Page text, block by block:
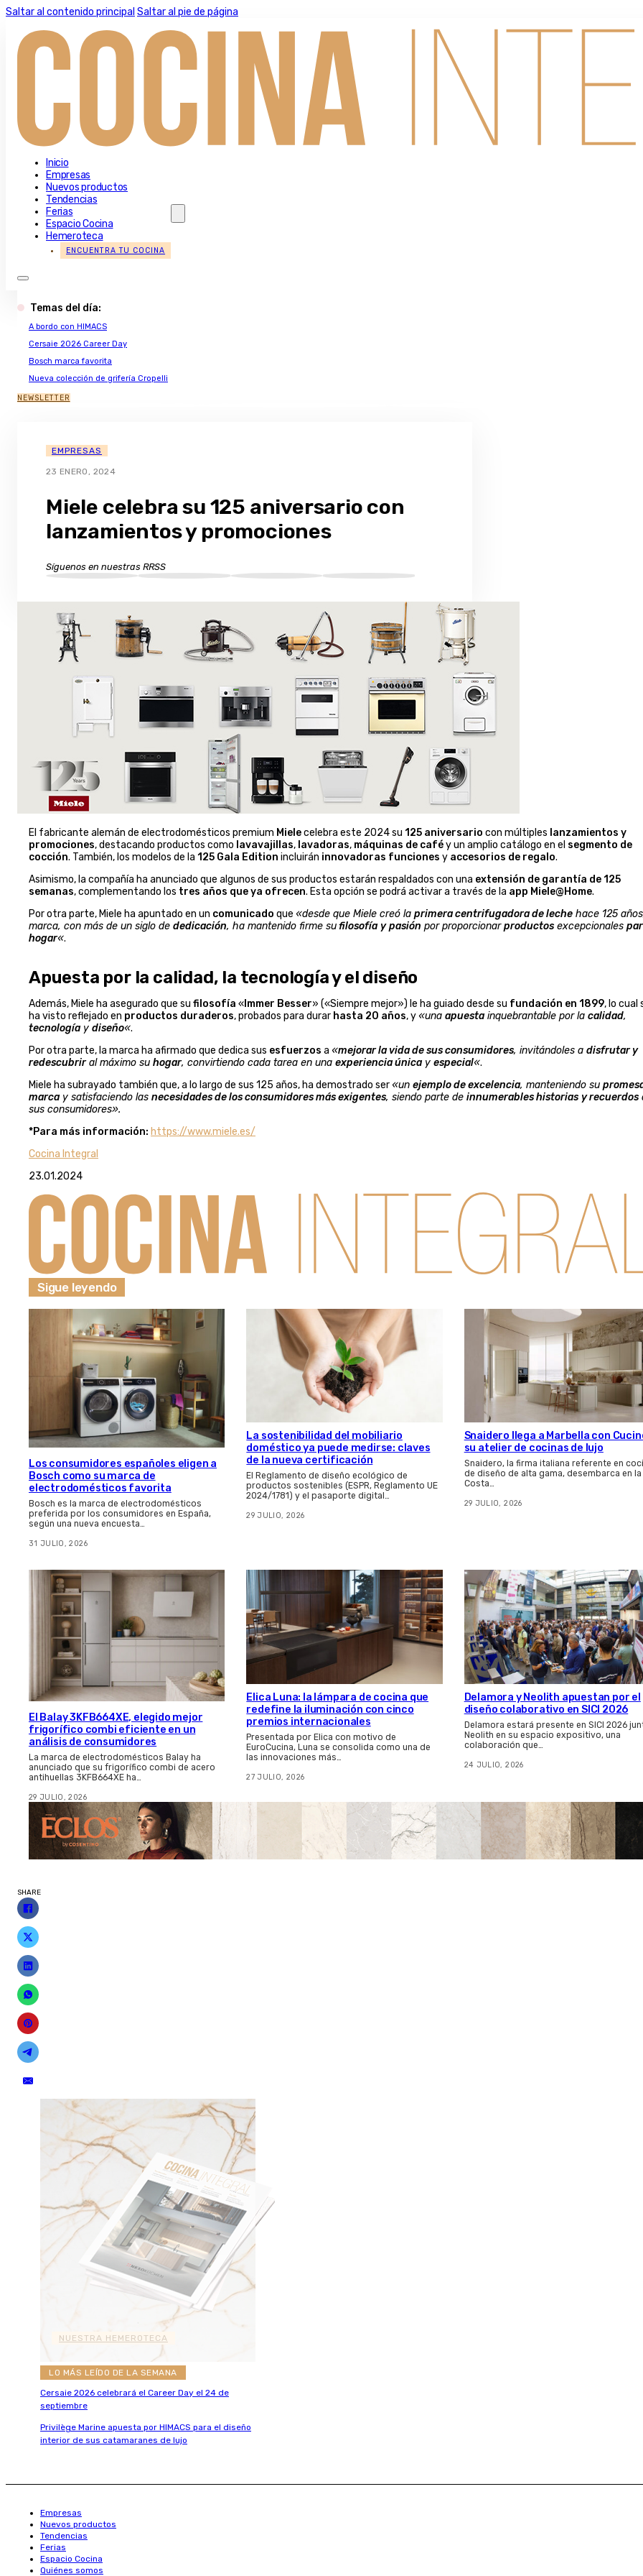
Saltar al contenido principal Saltar al pie de página
Inicio
Empresas
Nuevos productos
Tendencias
Ferias
Espacio Cocina
Hemeroteca
ENCUENTRA TU COCINA
Temas del día:
A bordo con HIMACS
Cersaie 2026 Career Day
Bosch marca favorita
Nueva colección de grifería Cropelli
NEWSLETTER
EMPRESAS
23 ENERO, 2024
Miele celebra su 125 aniversario con
lanzamientos y promociones
Síguenos en nuestras RRSS
El fabricante alemán de electrodomésticos premium Mielecelebra este 2024 su 125 aniversario con múltiples lanzamientos y
promociones, destacando productos como lavavajillas, lavadoras, máquinas de caféy un amplio catálogo en el segmento de
cocción. También, los modelos de la 125 Gala Edition incluirán innovadoras funciones y accesorios de regalo.
Asimismo, la compañía ha anunciado que algunos de sus productos estarán respaldados con una extensión de garantía de 125
semanas, complementando los tres años que ya ofrecen. Esta opción se podrá activar a través de la app Miele@Home.
Por otra parte, Miele ha apuntado en un comunicado que «desde que Miele creó la primera centrifugadora de leche hace 125
marca, con más de un siglo de dedicación, ha mantenido firme sufilosofía y pasión por proporcionarproductos excepcionales
hogar«.
Apuesta por la calidad, la tecnología y el diseño
Además, Miele ha asegurado que su filosofía « Immer Besser» («Siempre mejor») le ha guiado desde su fundación en 1899, lo cual
ha visto reflejado en productos duraderos, probados para durar hasta 20 años, y«una apuesta inquebrantable por la calidad,
tecnología y diseño«.
Por otra parte, la marca ha afirmado que dedica sus esfuerzos a «mejorar la vida de sus consumidores, invitándoles a disfrutar y
redescubriral máximo su hogar, convirtiendo cada tarea en una experiencia única y especial«.
Miele ha subrayado también que, a lo largo de sus 125 años, ha demostrado ser«un ejemplo de excelencia, manteniendo su
marca y satisfaciendo las necesidades de los consumidores más exigentes, siendo parte de innumerables historias y recuerdos
sus consumidores».
*Para más información: https://www.miele.es/
Cocina Integral
23.01.2024
Sigue leyendo
Los consumidores españoles eligen a
Bosch como su marca de
electrodomésticos favorita
Bosch es la marca de electrodomésticos
preferida por los consumidores en España,
según una nueva encuesta…
31 JULIO, 2026
La sostenibilidad del mobiliario
doméstico ya puede medirse: claves
de la nueva certificación
El Reglamento de diseño ecológico de
productos sostenibles (ESPR, Reglamento UE
2024/1781) y el pasaporte digital…
29 JULIO, 2026
Snaidero llega a Marbella con
su atelier de cocinas de lujo
Snaidero, la firma italiana referente en
de diseño de alta gama, desembarca en la
Costa…
29 JULIO, 2026
El Balay 3KFB664XE, elegido mejor
frigorífico combi eficiente en un
análisis de consumidores
La marca de electrodomésticos Balay ha
anunciado que su frigorífico combi de acero
antihuellas 3KFB664XE ha…
29 JULIO, 2026
Elica Luna: la lámpara de cocina que
redefine la iluminación con cinco
premios internacionales
Presentada por Elica con motivo de
EuroCucina, Luna se consolida como una de
las innovaciones más…
27 JULIO, 2026
Delamora y Neolith apuestan por el
diseño colaborativo en SICI 2026
Delamora estará presente en SICI 2026
Neolith en su espacio expositivo, una
colaboración que…
24 JULIO, 2026
SHARE
NUESTRA HEMEROTECA
LO MÁS LEÍDO DE LA SEMANA
Cersaie 2026 celebrará el Career Day el 24 de
septiembre
Privilège Marine apuesta por HIMACS para el diseño
interior de sus catamaranes de lujo
Empresas
Nuevos productos
Tendencias
Ferias
Espacio Cocina
Quiénes somos